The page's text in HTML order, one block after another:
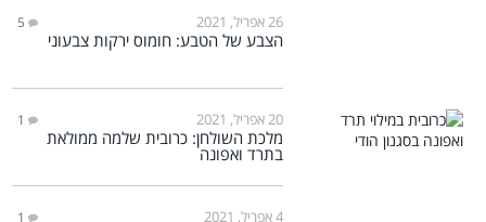
26 אפריל, 2021 5
הצבע של הטבע: חומוס ירקות צבעוני
20 אפריל, 2021 1
מלכת השולחן: כרובית שלמה ממולאת
בתרד ואפונה
4 אפריל, 2021 1